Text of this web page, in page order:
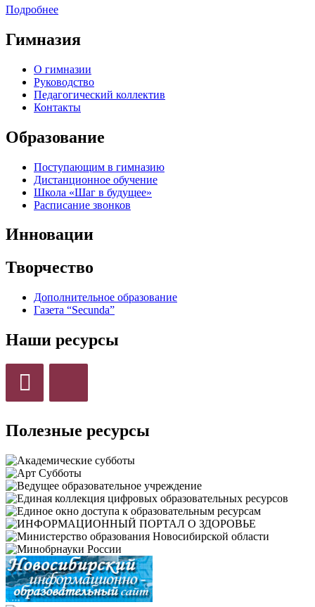
Подробнее
Гимназия
О гимназии
Руководство
Педагогический коллектив
Контакты
Образование
Поступающим в гимназию
Дистанционное обучение
Школа «Шаг в будущее»
Расписание звонков
Инновации
Творчество
Дополнительное образование
Газета “Secunda”
Наши ресурсы
Полезные ресурсы